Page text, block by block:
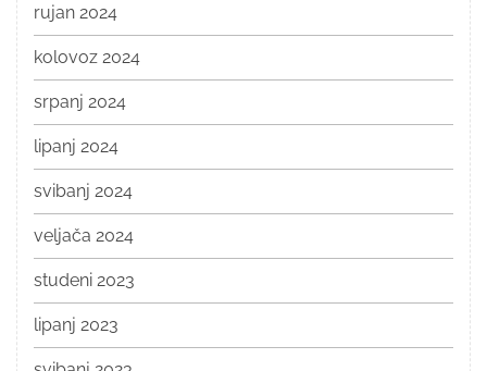
rujan 2024
kolovoz 2024
srpanj 2024
lipanj 2024
svibanj 2024
veljača 2024
studeni 2023
lipanj 2023